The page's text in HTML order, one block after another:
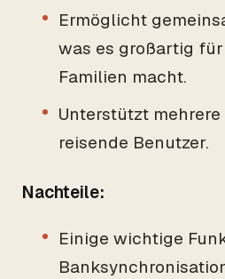
Ermöglicht
was es großartig
Familien macht.
Unterstützt
reisende Benutzer.
Nachteile:
Einige wichtige